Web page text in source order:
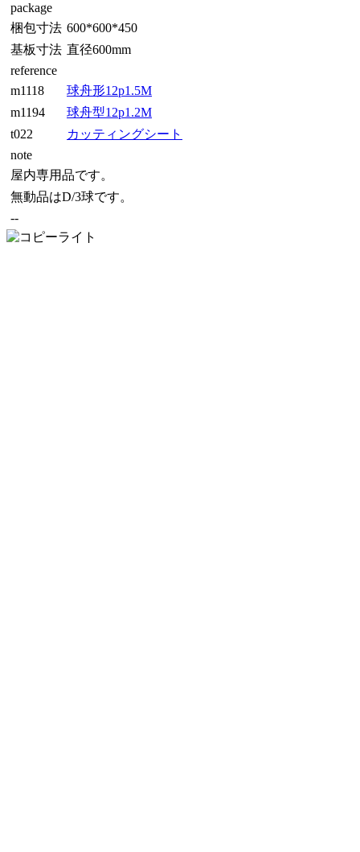
package
梱包寸法 600*600*450
基板寸法 直径600mm
reference
m1118
球舟形12p1.5M
m1194
球舟型12p1.2M
t022
カッティングシート
note
屋内専用品です。
無動品はD/3球です。
--